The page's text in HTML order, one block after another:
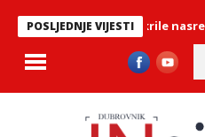
POSLJEDNJE VIJESTI
Dvije djevojke mokrile nasred Pila!